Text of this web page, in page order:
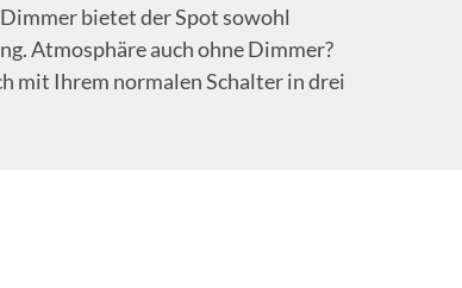
bietet der Spot sowohl
Atmosphäre auch ohne Dimmer?
mit Ihrem normalen Schalter in drei